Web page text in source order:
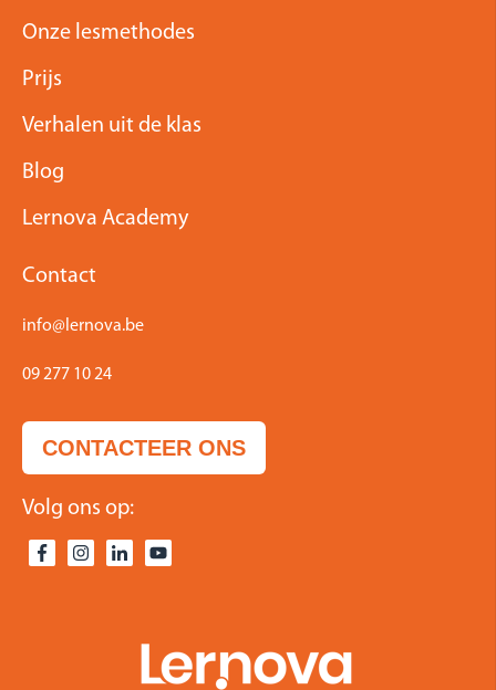
Onze lesmethodes
Prijs
Verhalen uit de klas
Blog
Lernova Academy
Contact
info@lernova.be
09 277 10 24
CONTACTEER ONS
Volg ons op: